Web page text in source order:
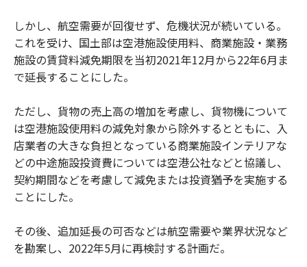
しかし、航空需要が回復せず、危機状況が続いている。
これを受け、国土部は空港施設使用料、商業施設・業務
施設の賃貸料減免期限を当初2021年12月から22年6月ま
で延長することにした。
ただし、貨物の売上高の増加を考慮し、貨物機について
は空港施設使用料の減免対象から除外するとともに、入
店業者の大きな負担となっている商業施設インテリアな
どの中途施設投資費については空港公社などと協議し、
契約期間などを考慮して減免または投資猶予を実施する
ことにした。
その後、追加延長の可否などは航空需要や業界状況など
を勘案し、2022年5月に再検討する計画だ。